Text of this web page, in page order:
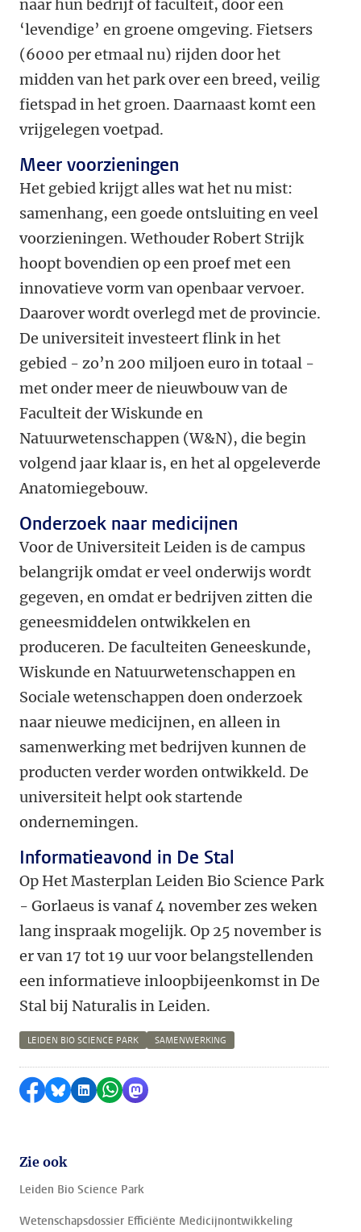
naar hun bedrijf of faculteit, door een
‘levendige’ en groene omgeving. Fietsers
(6000 per etmaal nu) rijden door het
midden van het park over een breed, veilig
fietspad in het groen. Daarnaast komt een
vrijgelegen voetpad.
Meer voorzieningen
Het gebied krijgt alles wat het nu mist:
samenhang, een goede ontsluiting en veel
voorzieningen. Wethouder Robert Strijk
hoopt bovendien op een proef met een
innovatieve vorm van openbaar vervoer.
Daarover wordt overlegd met de provincie.
De universiteit investeert flink in het
gebied - zo’n 200 miljoen euro in totaal -
met onder meer de nieuwbouw van de
Faculteit der Wiskunde en
Natuurwetenschappen (W&N), die begin
volgend jaar klaar is, en het al opgeleverde
Anatomiegebouw.
Onderzoek naar medicijnen
Voor de Universiteit Leiden is de campus
belangrijk omdat er veel onderwijs wordt
gegeven, en omdat er bedrijven zitten die
geneesmiddelen ontwikkelen en
produceren. De faculteiten Geneeskunde,
Wiskunde en Natuurwetenschappen en
Sociale wetenschappen doen onderzoek
naar nieuwe medicijnen, en alleen in
samenwerking met bedrijven kunnen de
producten verder worden ontwikkeld. De
universiteit helpt ook startende
ondernemingen.
Informatieavond in De Stal
Op Het Masterplan Leiden Bio Science Park
- Gorlaeus is vanaf 4 november zes weken
lang inspraak mogelijk. Op 25 november is
er van 17 tot 19 uur voor belangstellenden
een informatieve inloopbijeenkomst in De
Stal bij Naturalis in Leiden.
LEIDEN BIO SCIENCE PARK SAMENWERKING
Delen op Facebook
Delen via Bluesky
Delen op LinkedIn
Delen via WhatsApp
Delen via Mastodon
Zie ook
Leiden Bio Science Park
Wetenschapsdossier Efficiënte Medicijnontwikkeling